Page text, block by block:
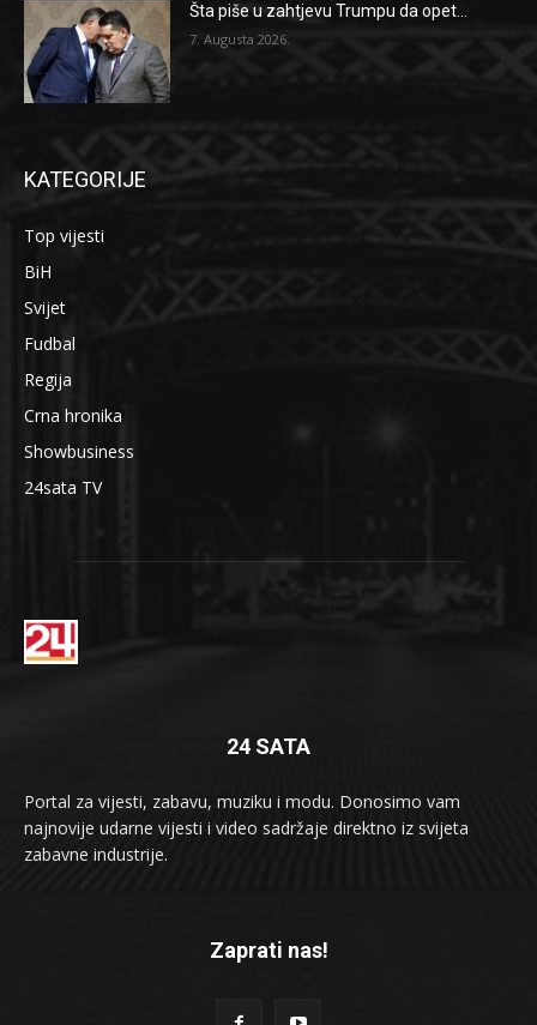
Šta piše u zahtjevu Trumpu da opet...
7. Augusta 2026.
KATEGORIJE
Top vijesti
BiH
Svijet
Fudbal
Regija
Crna hronika
Showbusiness
24sata TV
24 SATA
Portal za vijesti, zabavu, muziku i modu. Donosimo vam
najnovije udarne vijesti i video sadržaje direktno iz svijeta
zabavne industrije.
Zaprati nas!